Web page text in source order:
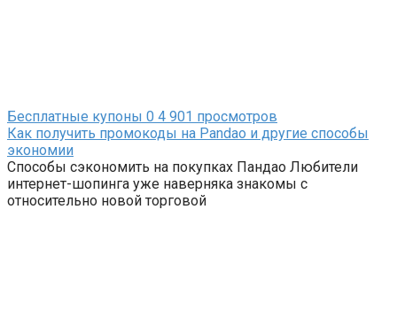
Бесплатные купоны 0 4 901 просмотров
Как получить промокоды на Pandao и другие способы
экономии
Способы сэкономить на покупках Пандао Любители
интернет-шопинга уже наверняка знакомы с
относительно новой торговой